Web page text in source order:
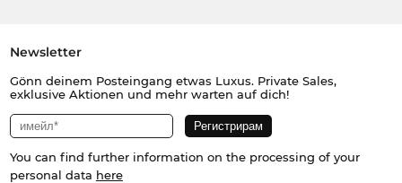
Newsletter
Gönn deinem Posteingang etwas Luxus. Private Sales,
exklusive Aktionen und mehr warten auf dich!
You can find further information on the processing of your
personal data here